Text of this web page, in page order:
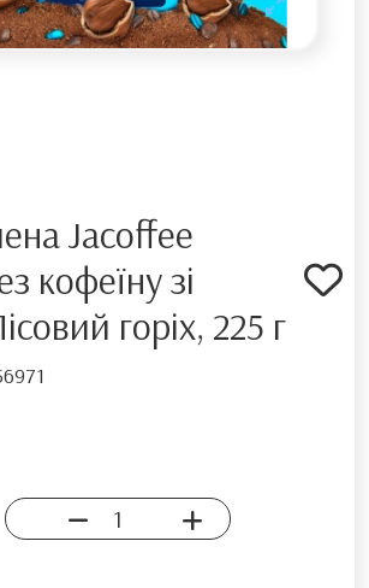
Jacoffee
кофеїну зі
горіх, 225 г